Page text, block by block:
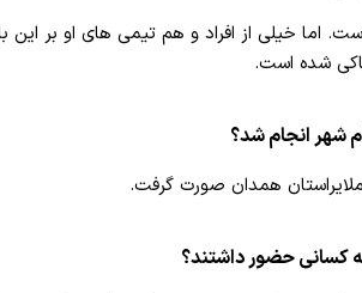
خیلی از افراد و هم تیمی های او بر این
شده است.
شهر انجام شد؟
همدان صورت گرفت.
کسانی حضور داشتند؟